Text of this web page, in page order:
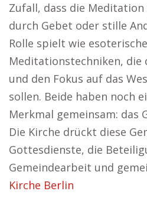
Zufall, dass die Meditation
durch Gebet oder stille
Rolle spielt wie esoterische
Meditationstechniken, die
und den Fokus auf das
sollen. Beide haben noch
Merkmal gemeinsam: das
Die Kirche drückt diese
Gottesdienste, die
Gemeindearbeit und
Kirche Berlin